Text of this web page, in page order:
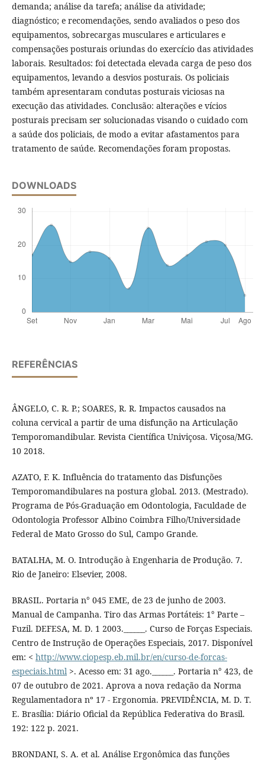
demanda; análise da tarefa; análise da atividade;
diagnóstico; e recomendações, sendo avaliados o peso dos
equipamentos, sobrecargas musculares e articulares e
compensações posturais oriundas do exercício das atividades
laborais. Resultados: foi detectada elevada carga de peso dos
equipamentos, levando a desvios posturais. Os policiais
também apresentaram condutas posturais viciosas na
execução das atividades. Conclusão: alterações e vícios
posturais precisam ser solucionadas visando o cuidado com
a saúde dos policiais, de modo a evitar afastamentos para
tratamento de saúde. Recomendações foram propostas.
DOWNLOADS
REFERÊNCIAS
ÂNGELO, C. R. P.; SOARES, R. R. Impactos causados na
coluna cervical a partir de uma disfunção na Articulação
Temporomandibular. Revista Científica Univiçosa. Viçosa/MG.
10 2018.
AZATO, F. K. Influência do tratamento das Disfunções
Temporomandibulares na postura global. 2013. (Mestrado).
Programa de Pós-Graduação em Odontologia, Faculdade de
Odontologia Professor Albino Coimbra Filho/Universidade
Federal de Mato Grosso do Sul, Campo Grande.
BATALHA, M. O. Introdução à Engenharia de Produção. 7.
Rio de Janeiro: Elsevier, 2008.
BRASIL. Portaria n° 045 EME, de 23 de junho de 2003.
Manual de Campanha. Tiro das Armas Portáteis: 1° Parte –
Fuzil. DEFESA, M. D. 1 2003.______. Curso de Forças Especiais.
Centro de Instrução de Operações Especiais, 2017. Disponível
em: < http://www.ciopesp.eb.mil.br/en/curso-de-forcas-
especiais.html>. Acesso em: 31 ago.______. Portaria n° 423, de
07 de outubro de 2021. Aprova a nova redação da Norma
Regulamentadora nº 17 - Ergonomia. PREVIDÊNCIA, M. D. T.
E. Brasília: Diário Oficial da República Federativa do Brasil.
192: 122 p. 2021.
BRONDANI, S. A. et al. Análise Ergonômica das funções